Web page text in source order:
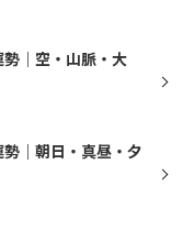
｜空・山脈・大
｜朝日・真昼・夕